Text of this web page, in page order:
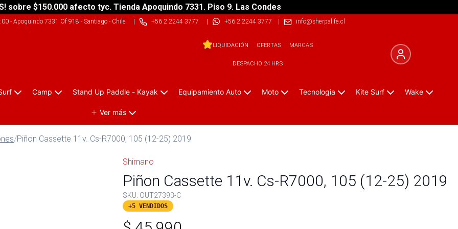
sobre $150.000 afecto tyc. Tienda Apoquindo 7331. Piso 9. Las Condes
- Apoquindo 7331 Of 918 - Santiago - Chile| +56 2 2244 3777 | +56 2 2244 3777 | info@sherpalife.cl
LIQUIDACIÓN OFERTAS MARCAS
DESPACHO 24 HRS
Camp Stand Up Paddle - Kayak Equipamiento Auto Moto Tecnologia Kite Surf Wake
Ver más
/Piñon Cassette 11v. Cs-R7000, 105 (12-25) 2019
Shimano
Piñon Cassette 11v. Cs-R7000, 105 (12-25) 2019
SKU: OUT27393-C
+5 VENDIDOS